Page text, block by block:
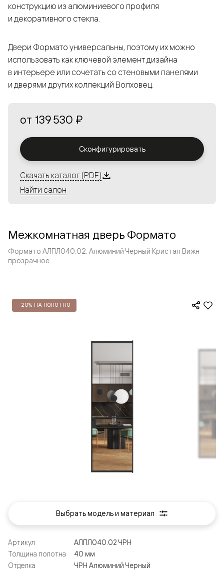
конструкцию из алюминиевого профиля
и декоративного стекла.
Двери Формато универсальны, поэтому их можно
использовать как ключевой элемент дизайна
в интерьере или сочетать со стеновыми панелями
и дверями других коллекций Волховец.
от 139 530 ₽
Сконфигурировать
Скачать каталог (PDF)
Найти салон
Межкомнатная дверь Формато
Формато АЛПЛ040.02. Алюминий Черный Кристал Вижн
прозрачное
-20% НА ПОЛОТНО
Артикул
АЛПЛ040.02 ЧРН
Толщина полотна
40 мм
Отделка
ЧРН Алюминий Черный
Выбрать модель и материал